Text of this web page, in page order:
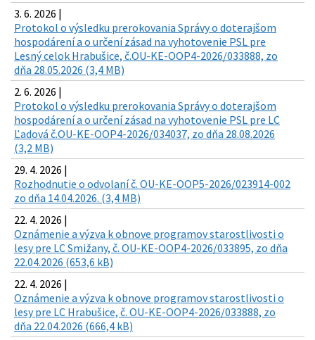
3. 6. 2026 |
Protokol o výsledku prerokovania Správy o doterajšom
hospodárení a o určení zásad na vyhotovenie PSL pre
Lesný celok Hrabušice, č.OU-KE-OOP4-2026/033888, zo
dňa 28.05.2026 (3,4 MB)
2. 6. 2026 |
Protokol o výsledku prerokovania Správy o doterajšom
hospodárení a o určení zásad na vyhotovenie PSL pre LC
Ľadová č.OU-KE-OOP4-2026/034037, zo dňa 28.08.2026
(3,2 MB)
29. 4. 2026 |
Rozhodnutie o odvolaní č. OU-KE-OOP5-2026/023914-002
zo dňa 14.04.2026. (3,4 MB)
22. 4. 2026 |
Oznámenie a výzva k obnove programov starostlivosti o
lesy pre LC Smižany, č. OU-KE-OOP4-2026/033895, zo dňa
22.04.2026 (653,6 kB)
22. 4. 2026 |
Oznámenie a výzva k obnove programov starostlivosti o
lesy pre LC Hrabušice, č. OU-KE-OOP4-2026/033888, zo
dňa 22.04.2026 (666,4 kB)